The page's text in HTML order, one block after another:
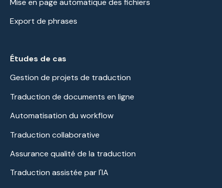
Export de phrases
Études de cas
Gestion de projets de traduction
Traduction de documents en ligne
Automatisation du workflow
Traduction collaborative
Assurance qualité de la traduction
Traduction assistée par l'IA